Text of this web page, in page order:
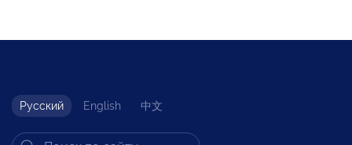
Русский English 中文